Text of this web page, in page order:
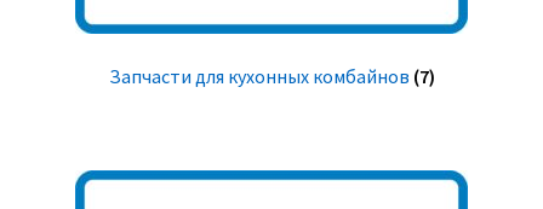
Запчасти для кухонных комбайнов (7)